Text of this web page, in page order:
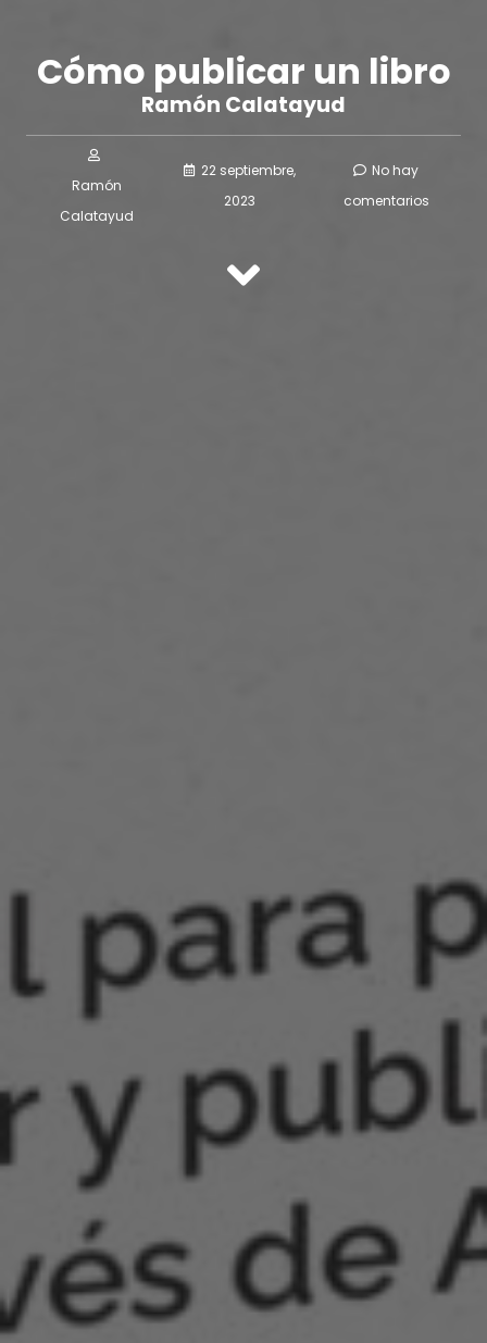
Cómo publicar un libro
Ramón Calatayud
Ramón
Calatayud
22 septiembre,
2023
No hay
comentarios